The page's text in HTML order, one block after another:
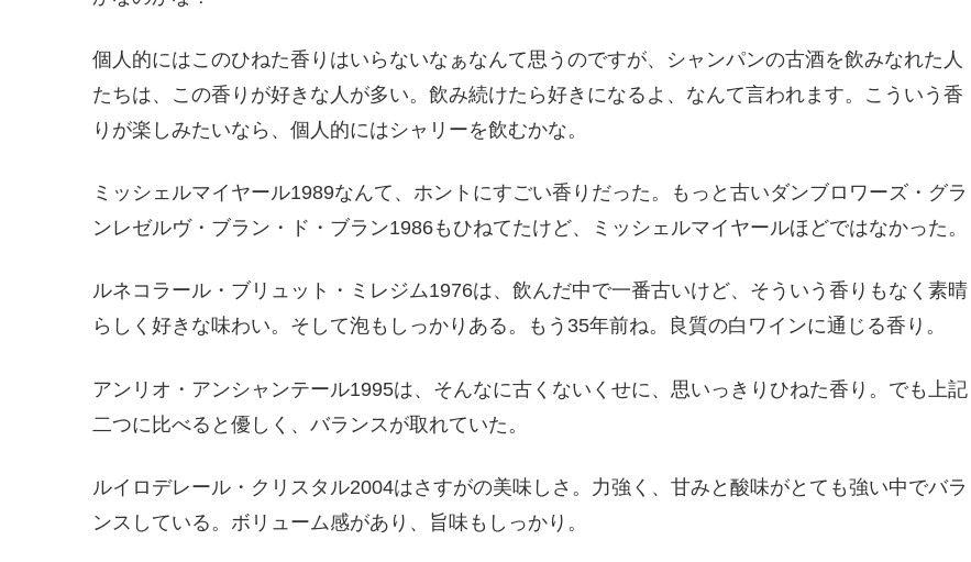
個人的にはこのひねた香りはいらないなぁなんて思うのですが、シャンパンの古酒を飲みなれた人
たちは、この香りが好きな人が多い。飲み続けたら好きになるよ、なんて言われます。こういう香
りが楽しみたいなら、個人的にはシャリーを飲むかな。
ミッシェルマイヤール1989なんて、ホントにすごい香りだった。もっと古いダンブロワーズ・グラ
ンレゼルヴ・ブラン・ド・ブラン1986もひねてたけど、ミッシェルマイヤールほどではなかった。
ルネコラール・ブリュット・ミレジム1976は、飲んだ中で一番古いけど、そういう香りもなく素晴
らしく好きな味わい。そして泡もしっかりある。もう35年前ね。良質の白ワインに通じる香り。
アンリオ・アンシャンテール1995は、そんなに古くないくせに、思いっきりひねた香り。でも上記
二つに比べると優しく、バランスが取れていた。
ルイロデレール・クリスタル2004はさすがの美味しさ。力強く、甘みと酸味がとても強い中でバラ
ンスしている。ボリューム感があり、旨味もしっかり。